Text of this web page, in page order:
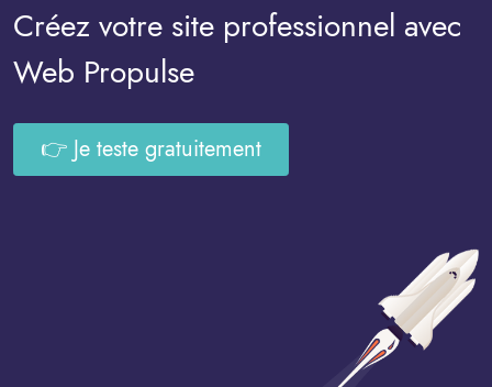
Créez votre site professionnel avec
Web Propulse
👉 Je teste gratuitement